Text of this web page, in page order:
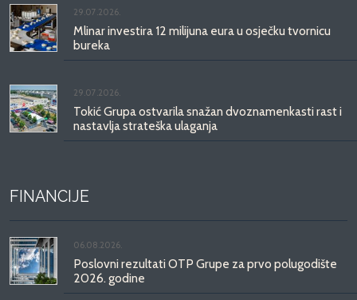
29.07.2026.
Mlinar investira 12 milijuna eura u osječku tvornicu
bureka
29.07.2026.
Tokić Grupa ostvarila snažan dvoznamenkasti rast i
nastavlja strateška ulaganja
FINANCIJE
06.08.2026.
Poslovni rezultati OTP Grupe za prvo polugodište
2026. godine